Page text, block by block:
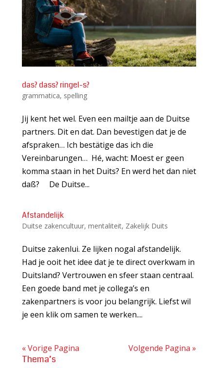
das? dass? ringel-s?
grammatica, spelling
Jij kent het wel. Even een mailtje aan de Duitse
partners. Dit en dat. Dan bevestigen dat je de
afspraken… Ich bestätige das ich die
Vereinbarungen… Hé, wacht: Moest er geen
komma staan in het Duits? En werd het dan niet
daß? De Duitse...
Afstandelijk
Duitse zakencultuur, mentaliteit, Zakelijk Duits
Duitse zakenlui. Ze lijken nogal afstandelijk.
Had je ooit het idee dat je te direct overkwam in
Duitsland? Vertrouwen en sfeer staan centraal.
Een goede band met je collega’s en
zakenpartners is voor jou belangrijk. Liefst wil
je een klik om samen te werken....
« Vorige Pagina Volgende Pagina »
Thema’s